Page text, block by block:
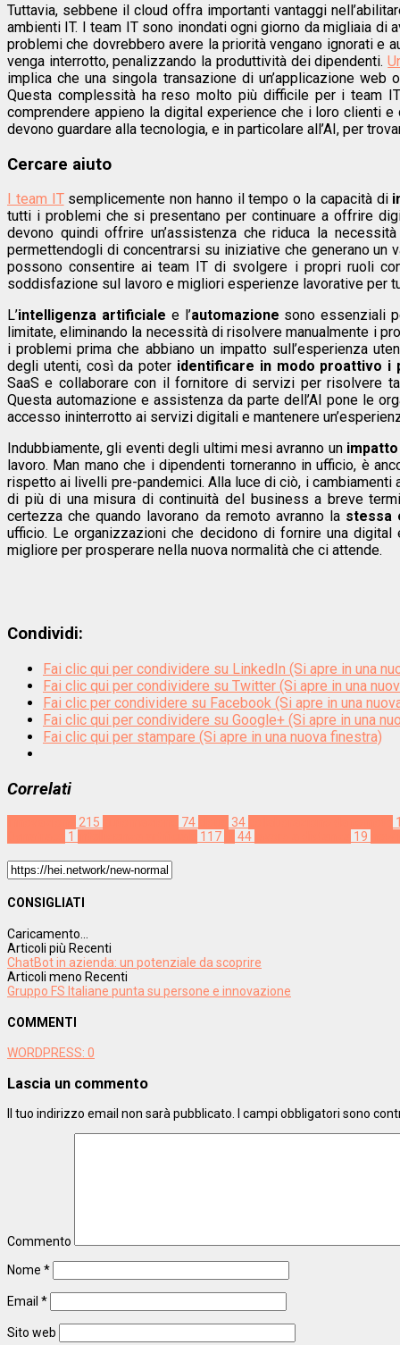
Tuttavia, sebbene il cloud offra importanti vantaggi
ambienti IT. I team IT sono inondati ogni giorno da migliaia di
problemi che dovrebbero avere la priorità vengano ignorati e
venga interrotto, penalizzando la produttività dei dipendenti.
implica che una singola transazione di un’applicazione
Questa complessità ha reso molto più difficile per i team
comprendere appieno la digital experience che i loro clienti
devono guardare alla tecnologia, e in particolare all’AI, per
Cercare aiuto
I team ITsemplicemente non hanno il tempo o la capacità di
tutti i problemi che si presentano per continuare a offrire
devono quindi offrire un’assistenza che riduca la
permettendogli di concentrarsi su iniziative che generano un
possono consentire ai team IT di svolgere i propri ruoli
soddisfazione sul lavoro e migliori esperienze lavorative per
L’intelligenza artificiale e l’automazione sono essenziali
limitate, eliminando la necessità di risolvere manualmente i
i problemi prima che abbiano un impatto sull’esperienza
degli utenti, così da poter identificare in modo proattivo i
SaaS e collaborare con il fornitore di servizi per risolvere
Questa automazione e assistenza da parte dell’AI pone le
accesso ininterrotto ai servizi digitali e mantenere
Indubbiamente, gli eventi degli ultimi mesi avranno un
lavoro. Man mano che i dipendenti torneranno in ufficio, è
rispetto ai livelli pre-pandemici. Alla luce di ciò, i
di più di una misura di continuità del business a breve
certezza che quando lavorano da remoto avranno la stessa
ufficio. Le organizzazioni che decidono di fornire una
migliore per prosperare nella nuova normalità che ci attende.
Condividi:
Fai clic qui per condividere su LinkedIn (Si apre in una
Fai clic qui per condividere su Twitter (Si apre in una
Fai clic per condividere su Facebook (Si apre in una
Fai clic qui per condividere su Google+ (Si apre in una
Fai clic qui per stampare (Si apre in una nuova finestra)
Correlati
215 74 34
1 117 44 19
CONSIGLIATI
Caricamento...
Articoli più Recenti
ChatBot in azienda: un potenziale da scoprire
Articoli meno Recenti
Gruppo FS Italiane punta su persone e innovazione
COMMENTI
WORDPRESS: 0
Lascia un commento
Il tuo indirizzo email non sarà pubblicato. I campi obbligatori sono
Commento
Nome *
Email *
Sito web